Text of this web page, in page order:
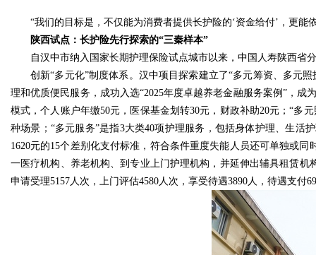
“我们的目标是，不仅能为消费者提供长护险的‘资金给付’，更
陕西试点：长护险先行探索的“三秦样本”
自汉中市纳入国家长期护理保险试点城市以来，中国人寿陕西省
创新“多元化”制度体系。汉中项目探索建立了“多元筹资、多元
理和优质便民服务，成功入选“2025年度卓越养老金融服务案例”，成
模式，个人账户年缴50元，医保基金划转30元，财政补助20元；“多
种场景；“多元服务”是指3大类40项护理服务，包括身体护理、生活
1620元的15个差别化支付标准，符合条件重度失能人员还可单独或
一医疗机构、养老机构、到专业上门护理机构，并延伸出辅具租赁
申请受理5157人次，上门评估4580人次，享受待遇3890人，待遇支付